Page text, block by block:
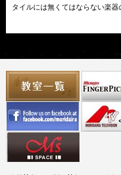
タイルには無くてはならない楽器